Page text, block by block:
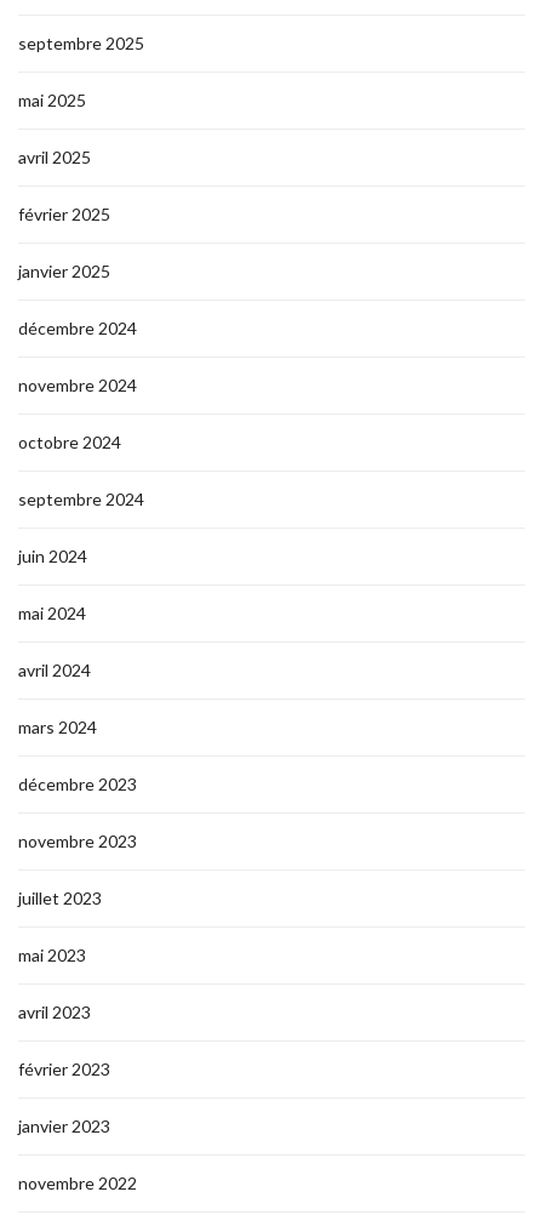
septembre 2025
mai 2025
avril 2025
février 2025
janvier 2025
décembre 2024
novembre 2024
octobre 2024
septembre 2024
juin 2024
mai 2024
avril 2024
mars 2024
décembre 2023
novembre 2023
juillet 2023
mai 2023
avril 2023
février 2023
janvier 2023
novembre 2022